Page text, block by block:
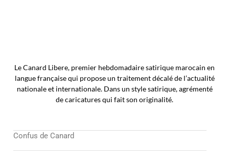
Le Canard Libere, premier hebdomadaire satirique marocain en
langue française qui propose un traitement décalé de l’actualité
nationale et internationale. Dans un style satirique, agrémenté
de caricatures qui fait son originalité.
Confus de Canard